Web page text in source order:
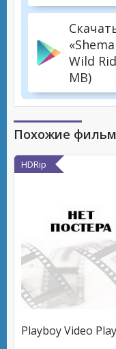
Wild
MB)
Похожие
HDRip